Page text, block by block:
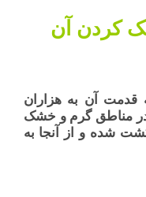
کردن آن
قدمت آن به هزاران
در مناطق گرم و خشک
شده و از آنجا به